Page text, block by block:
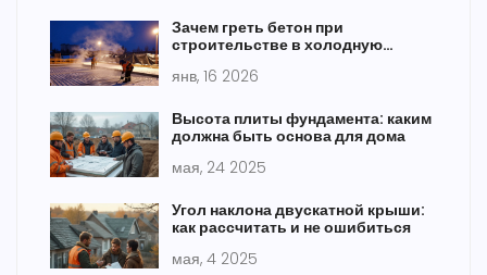
Зачем греть бетон при
строительстве в холодную
янв, 16 2026
Высота плиты фундамента: каким
должна быть основа для дома
мая, 24 2025
Угол наклона двускатной крыши:
как рассчитать и не ошибиться
мая, 4 2025